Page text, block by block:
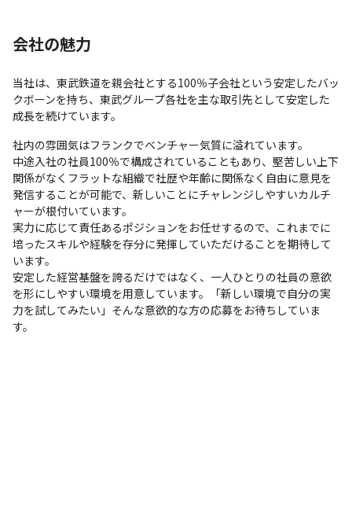
会社の魅力
当社は、東武鉄道を親会社とする100％子会社という安定したバッ
クボーンを持ち、東武グループ各社を主な取引先として安定した
成長を続けています。
社内の雰囲気はフランクでベンチャー気質に溢れています。
中途入社の社員100％で構成されていることもあり、堅苦しい上下
関係がなくフラットな組織で社歴や年齢に関係なく自由に意見を
発信することが可能で、新しいことにチャレンジしやすいカルチ
ャーが根付いています。
実力に応じて責任あるポジションをお任せするので、これまでに
培ったスキルや経験を存分に発揮していただけることを期待して
います。
安定した経営基盤を誇るだけではなく、一人ひとりの社員の意欲
を形にしやすい環境を用意しています。「新しい環境で自分の実
力を試してみたい」そんな意欲的な方の応募をお待ちしていま
す。